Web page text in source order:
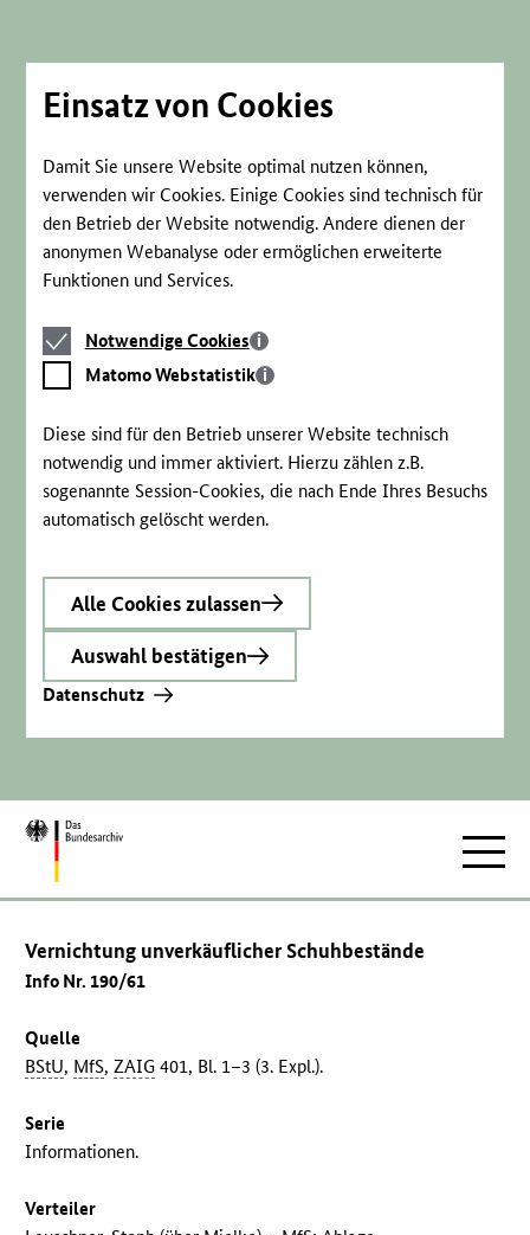
Einsatz von Cookies
Damit Sie unsere Website optimal nutzen können,
verwenden wir Cookies. Einige Cookies sind technisch für
den Betrieb der Website notwendig. Andere dienen der
anonymen Webanalyse oder ermöglichen erweiterte
Funktionen und Services.
Notwendige
Cookies
Notwendige Cookies
Matomo
Webstatistik
Matomo Webstatistik
Diese sind für den Betrieb unserer Website technisch
notwendig und immer aktiviert. Hierzu zählen z.B.
sogenannte Session-Cookies, die nach Ende Ihres Besuchs
automatisch gelöscht werden.
Alle Cookies zulassen
Auswahl bestätigen
Datenschutz
Zur
Vernichtung unverkäuflicher Schuhbestände
Info Nr. 190/61
Quelle
BStU, MfS,ZAIG 401, Bl. 1–3 (3. Expl.).
Serie
Informationen.
Verteiler